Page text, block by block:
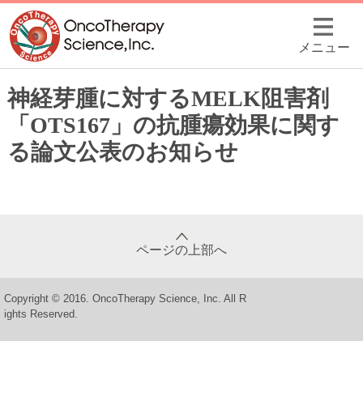
メニュー
神経芽腫に対するMELK阻害剤
「OTS167」の抗腫瘍効果に関す
る論文公表のお知らせ
ページの上部へ
Copyright © 2016. OncoTherapy Science, Inc. All R
ights Reserved.